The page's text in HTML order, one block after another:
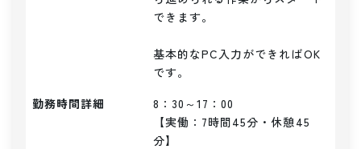
できます。
基本的なPC入力ができればOK
勤務時間詳細
8：30～17：00
【実働：7時間45分・休憩45
分】